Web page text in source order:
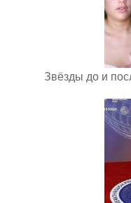
Звёзды до и